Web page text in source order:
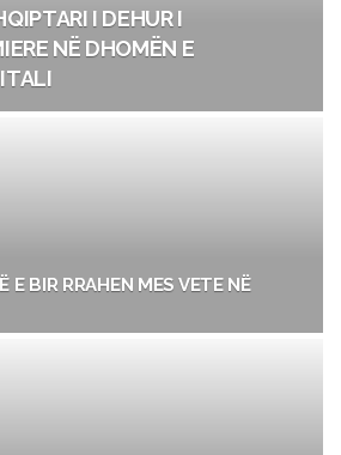
I DEHUR I
NË DHOMËN E
E BIR RRAHEN MES VETE NË